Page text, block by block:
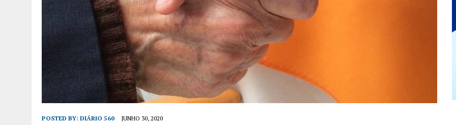
POSTED BY: DIÁRIO 560 JUNHO 30, 2020